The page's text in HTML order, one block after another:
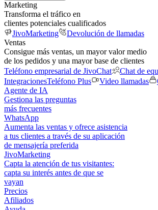
Marketing
Transforma el tráfico en
clientes potenciales cualificados
JivoMarketing
Devolución de llamadas
Ventas
Consigue más ventas, un mayor valor medio
de los pedidos y una mayor base de clientes
Teléfono empresarial de JivoChat
Chat de
IntegracionesTeléfono Plus Video llamadas
Agente de IA
Gestiona las preguntas
más frecuentes
WhatsApp
Aumenta las ventas y ofrece asistencia
a tus clientes a través de su aplicación
de mensajería preferida
JivoMarketing
Capta la atención de tus visitantes:
capta su interés antes de que se
vayan
Precios
Afiliados